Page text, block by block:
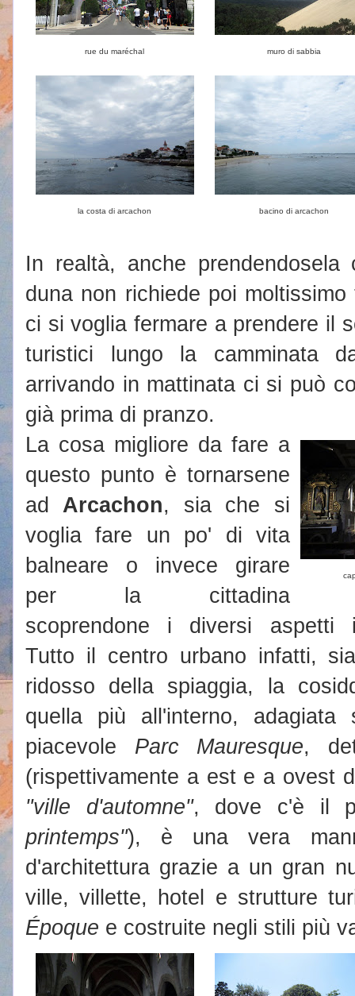
rue du maréchal muro di sabbia
la costa di arcachon bacino di arcachon
In realtà, anche
duna non richiede poi
ci si voglia fermare a prendere il
turistici lungo la camminata
arrivando in mattinata ci si può
già prima di pranzo.
La cosa migliore da fare a
questo punto è tornarsene
ad Arcachon, sia che si
voglia fare un po' di vita
balneare o invece girare
per la cittadina
scoprendone i diversi aspetti
Tutto il centro urbano infatti,
ridosso della spiaggia, la
quella più all'interno,
piacevole Parc Mauresque,
(rispettivamente a est e a ovest
"ville d'automne", dove c'è il
printemps"), è una vera
d'architettura grazie a un gran
ville, villette, hotel e strutture
Époque e costruite negli stili più